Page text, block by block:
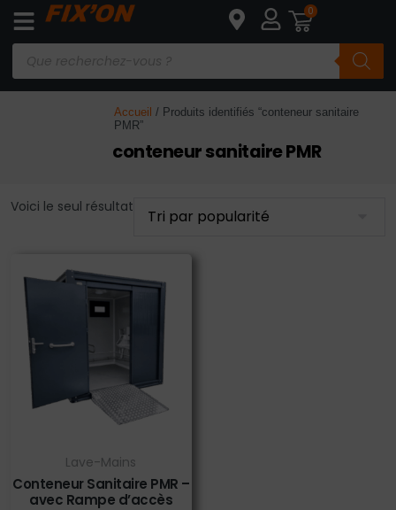
0
Accueil / Produits identifiés “conteneur sanitaire
PMR”
conteneur sanitaire PMR
Voici le seul résultat
Lave-Mains
Conteneur Sanitaire PMR –
avec Rampe d’accès